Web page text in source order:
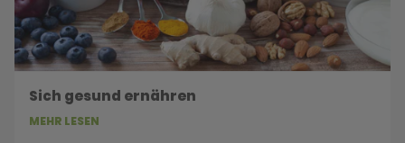
Sich gesund ernähren
MEHR LESEN